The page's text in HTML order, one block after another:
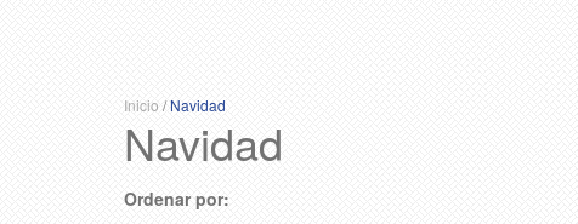
Inicio /Navidad
Navidad
Ordenar por: